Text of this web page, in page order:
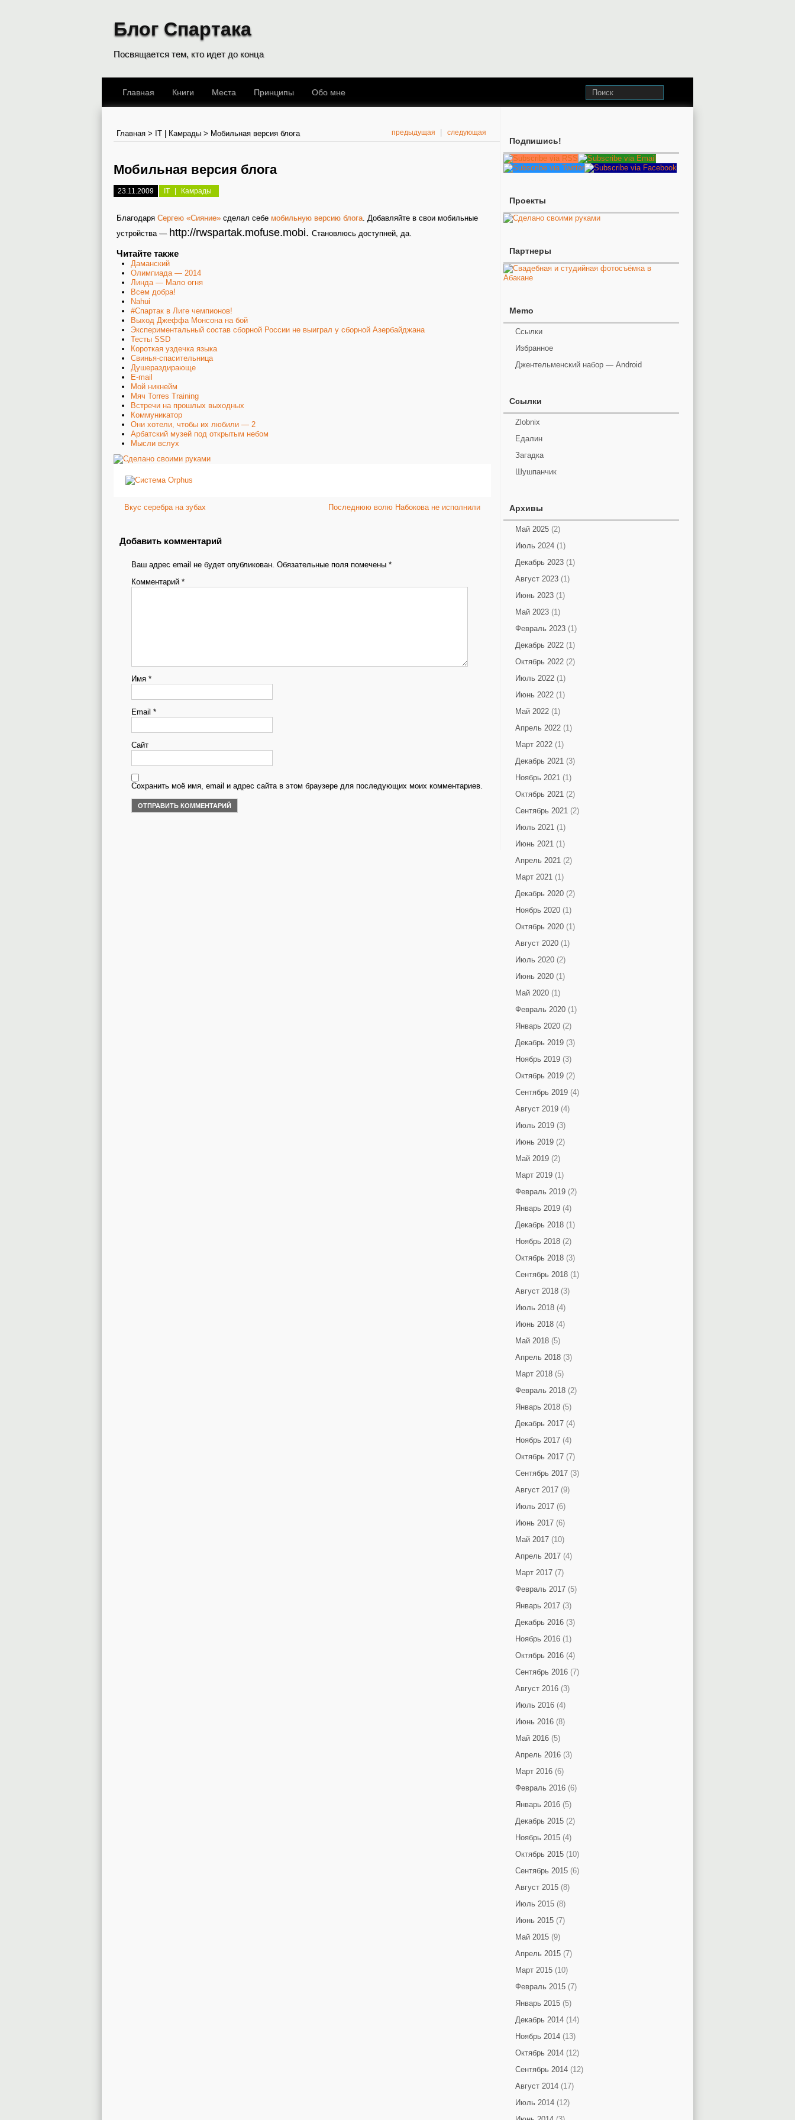
Блог Спартака
Посвящается тем, кто идет до конца
Главная Книги Места Принципы Обо мне
Главная > IT Камрады > Мобильная версия блога предыдущая следующая
Мобильная версия блога
23.11.2009 IT | Камрады
Благодаря Сергею «Сияние» сделал себе мобильную версию блога. Добавляйте в свои мобильные
устройства — http://rwspartak.mofuse.mobi. Становлюсь доступней, да.
Читайте также
Даманский
Олимпиада — 2014
Линда — Мало огня
Всем добра!
Nahui
#Спартак в Лиге чемпионов!
Выход Джеффа Монсона на бой
Экспериментальный состав сборной России не выиграл у сборной Азербайджана
Тесты SSD
Короткая уздечка языка
Свинья-спасительница
Душераздирающе
E-mail
Мой никнейм
Мяч Torres Training
Встречи на прошлых выходных
Коммуникатор
Они хотели, чтобы их любили — 2
Арбатский музей под открытым небом
Мысли вслух
Вкус серебра на зубах Последнюю волю Набокова не исполнили
Добавить комментарий
Ваш адрес email не будет опубликован. Обязательные поля помечены *
Комментарий *
Имя *
Email *
Сайт
Сохранить моё имя, email и адрес сайта в этом браузере для последующих моих комментариев.
Подпишись!
Проекты
Партнеры
Memo
Ссылки
Избранное
Джентельменский набор — Android
Ссылки
Zlobnix
Едалин
Загадка
Шушпанчик
Архивы
Май 2025(2)
Июль 2024(1)
Декабрь 2023(1)
Август 2023(1)
Июнь 2023(1)
Май 2023(1)
Февраль 2023(1)
Декабрь 2022(1)
Октябрь 2022(2)
Июль 2022(1)
Июнь 2022(1)
Май 2022(1)
Апрель 2022(1)
Март 2022(1)
Декабрь 2021(3)
Ноябрь 2021(1)
Октябрь 2021(2)
Сентябрь 2021(2)
Июль 2021(1)
Июнь 2021(1)
Апрель 2021(2)
Март 2021(1)
Декабрь 2020(2)
Ноябрь 2020(1)
Октябрь 2020(1)
Август 2020(1)
Июль 2020(2)
Июнь 2020(1)
Май 2020(1)
Февраль 2020(1)
Январь 2020(2)
Декабрь 2019(3)
Ноябрь 2019(3)
Октябрь 2019(2)
Сентябрь 2019(4)
Август 2019(4)
Июль 2019(3)
Июнь 2019(2)
Май 2019(2)
Март 2019(1)
Февраль 2019(2)
Январь 2019(4)
Декабрь 2018(1)
Ноябрь 2018(2)
Октябрь 2018(3)
Сентябрь 2018(1)
Август 2018(3)
Июль 2018(4)
Июнь 2018(4)
Май 2018(5)
Апрель 2018(3)
Март 2018(5)
Февраль 2018(2)
Январь 2018(5)
Декабрь 2017(4)
Ноябрь 2017(4)
Октябрь 2017(7)
Сентябрь 2017(3)
Август 2017(9)
Июль 2017(6)
Июнь 2017(6)
Май 2017(10)
Апрель 2017(4)
Март 2017(7)
Февраль 2017(5)
Январь 2017(3)
Декабрь 2016(3)
Ноябрь 2016(1)
Октябрь 2016(4)
Сентябрь 2016(7)
Август 2016(3)
Июль 2016(4)
Июнь 2016(8)
Май 2016(5)
Апрель 2016(3)
Март 2016(6)
Февраль 2016(6)
Январь 2016(5)
Декабрь 2015(2)
Ноябрь 2015(4)
Октябрь 2015(10)
Сентябрь 2015(6)
Август 2015(8)
Июль 2015(8)
Июнь 2015(7)
Май 2015(9)
Апрель 2015(7)
Март 2015(10)
Февраль 2015(7)
Январь 2015(5)
Декабрь 2014(14)
Ноябрь 2014(13)
Октябрь 2014(12)
Сентябрь 2014(12)
Август 2014(17)
Июль 2014(12)